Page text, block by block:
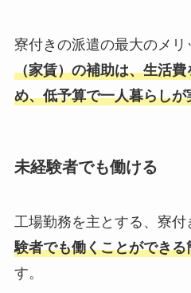
寮付きの派遣の最大のメリ
（家賃）の補助は、生活
め、低予算で一人暮らし
未経験者でも働ける
工場勤務を主とする、寮付
験者でも働くことができ
す。